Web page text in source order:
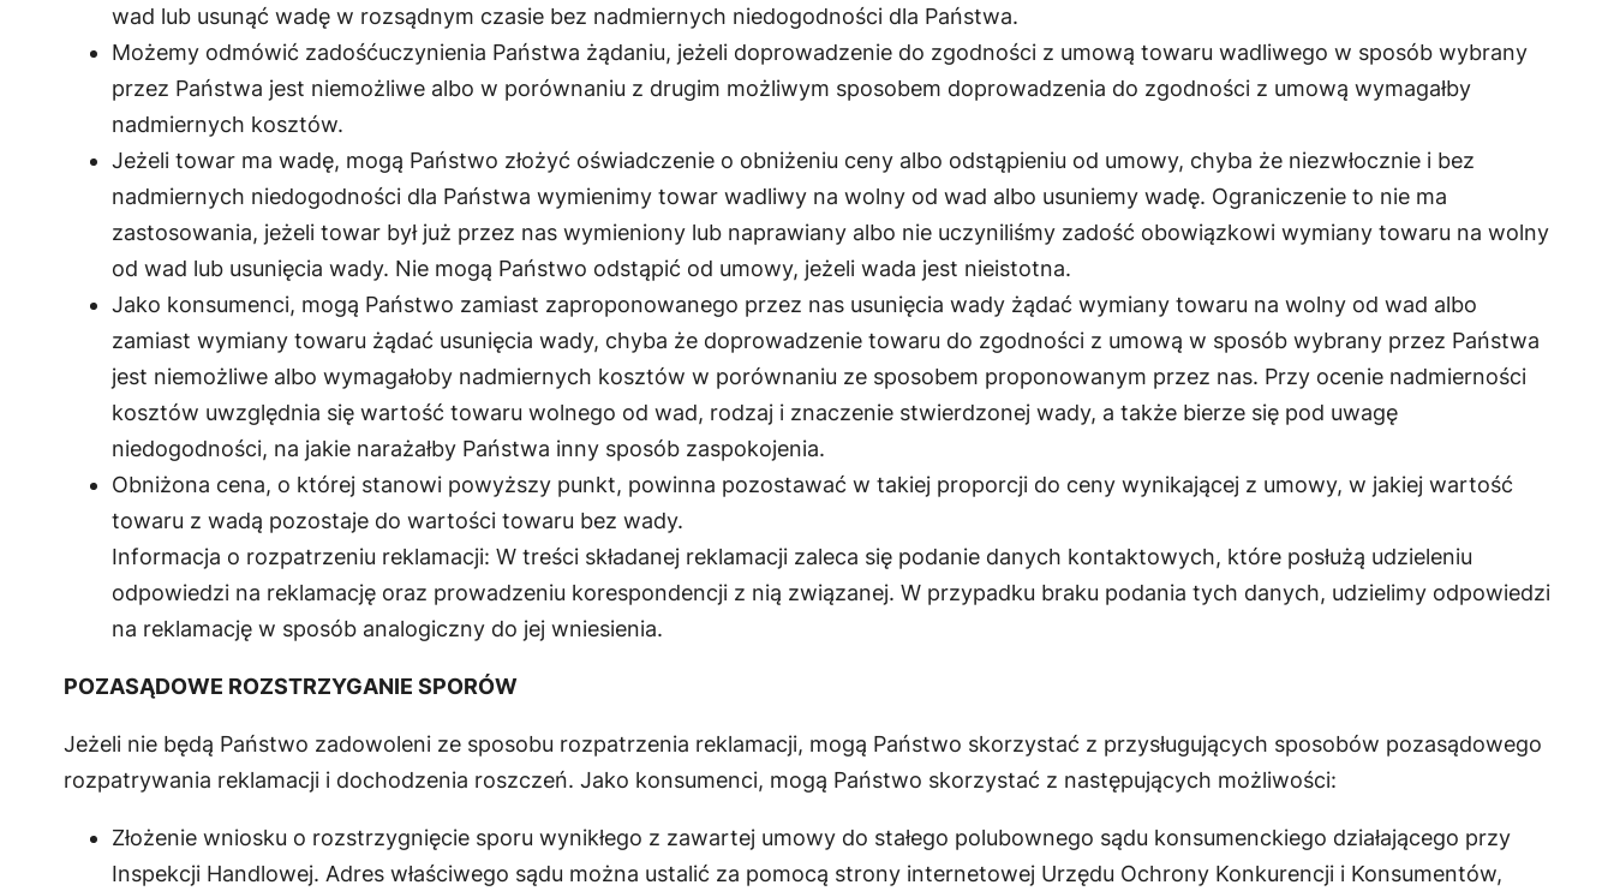
wad lub usunąć wadę w rozsądnym czasie bez nadmiernych niedogodności dla Państwa.
Możemy odmówić zadośćuczynienia Państwa żądaniu, jeżeli doprowadzenie do zgodności z umową towaru wadliwego w sposób wybrany
przez Państwa jest niemożliwe albo w porównaniu z drugim możliwym sposobem doprowadzenia do zgodności z umową wymagałby
nadmiernych kosztów.
Jeżeli towar ma wadę, mogą Państwo złożyć oświadczenie o obniżeniu ceny albo odstąpieniu od umowy, chyba że niezwłocznie i bez
nadmiernych niedogodności dla Państwa wymienimy towar wadliwy na wolny od wad albo usuniemy wadę. Ograniczenie to nie ma
zastosowania, jeżeli towar był już przez nas wymieniony lub naprawiany albo nie uczyniliśmy zadość obowiązkowi wymiany towaru na wolny
od wad lub usunięcia wady. Nie mogą Państwo odstąpić od umowy, jeżeli wada jest nieistotna.
Jako konsumenci, mogą Państwo zamiast zaproponowanego przez nas usunięcia wady żądać wymiany towaru na wolny od wad albo
zamiast wymiany towaru żądać usunięcia wady, chyba że doprowadzenie towaru do zgodności z umową w sposób wybrany przez Państwa
jest niemożliwe albo wymagałoby nadmiernych kosztów w porównaniu ze sposobem proponowanym przez nas. Przy ocenie nadmierności
kosztów uwzględnia się wartość towaru wolnego od wad, rodzaj i znaczenie stwierdzonej wady, a także bierze się pod uwagę
niedogodności, na jakie narażałby Państwa inny sposób zaspokojenia.
Obniżona cena, o której stanowi powyższy punkt, powinna pozostawać w takiej proporcji do ceny wynikającej z umowy, w jakiej wartość
towaru z wadą pozostaje do wartości towaru bez wady.
Informacja o rozpatrzeniu reklamacji: W treści składanej reklamacji zaleca się podanie danych kontaktowych, które posłużą udzieleniu
odpowiedzi na reklamację oraz prowadzeniu korespondencji z nią związanej. W przypadku braku podania tych danych, udzielimy odpowiedzi
na reklamację w sposób analogiczny do jej wniesienia.
POZASĄDOWE ROZSTRZYGANIE SPORÓW
Jeżeli nie będą Państwo zadowoleni ze sposobu rozpatrzenia reklamacji, mogą Państwo skorzystać z przysługujących sposobów pozasądowego
rozpatrywania reklamacji i dochodzenia roszczeń. Jako konsumenci, mogą Państwo skorzystać z następujących możliwości:
Złożenie wniosku o rozstrzygnięcie sporu wynikłego z zawartej umowy do stałego polubownego sądu konsumenckiego działającego przy
Inspekcji Handlowej. Adres właściwego sądu można ustalić za pomocą strony internetowej Urzędu Ochrony Konkurencji i Konsumentów,